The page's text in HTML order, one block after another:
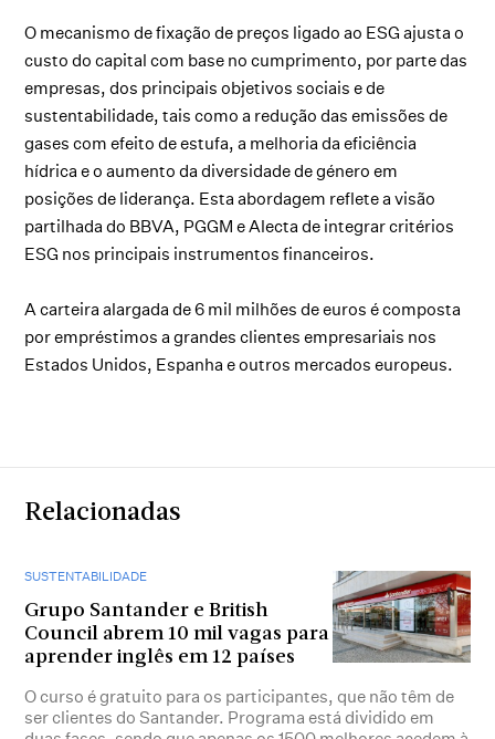
O mecanismo de fixação de preços ligado ao ESG ajusta o
custo do capital com base no cumprimento, por parte das
empresas, dos principais objetivos sociais e de
sustentabilidade, tais como a redução das emissões de
gases com efeito de estufa, a melhoria da eficiência
hídrica e o aumento da diversidade de género em
posições de liderança. Esta abordagem reflete a visão
partilhada do BBVA, PGGM e Alecta de integrar critérios
ESG nos principais instrumentos financeiros.
A carteira alargada de 6 mil milhões de euros é composta
por empréstimos a grandes clientes empresariais nos
Estados Unidos, Espanha e outros mercados europeus.
Relacionadas
SUSTENTABILIDADE
Grupo Santander e British
Council abrem 10 mil vagas para
aprender inglês em 12 países
O curso é gratuito para os participantes, que não têm de
ser clientes do Santander. Programa está dividido em